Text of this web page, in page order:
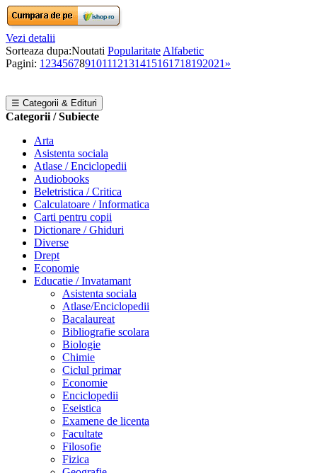
Vezi detalii
Sorteaza dupa:Noutati Popularitate Alfabetic
Pagini: 1 23456789101112131415161718192021 »
☰ Categorii & Edituri
Categorii / Subiecte
Arta
Asistenta sociala
Atlase / Enciclopedii
Audiobooks
Beletristica / Critica
Calculatoare / Informatica
Carti pentru copii
Dictionare / Ghiduri
Diverse
Drept
Economie
Educatie / Invatamant
Asistenta sociala
Atlase/Enciclopedii
Bacalaureat
Bibliografie scolara
Biologie
Chimie
Ciclul primar
Economie
Enciclopedii
Eseistica
Examene de licenta
Facultate
Filosofie
Fizica